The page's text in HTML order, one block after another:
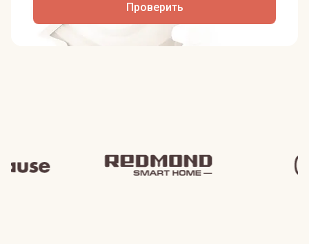
Проверить